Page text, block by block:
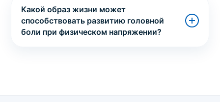
Какой образ жизни может
способствовать развитию головной
боли при физическом напряжении?